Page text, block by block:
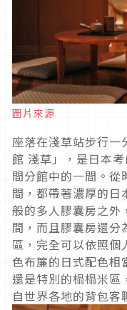
圖片來源
座落在淺草站步行一
館 淺草」，是日本
間分館中的一間。從
間，都帶著濃厚的日
般的多人膠囊房之外
間，而且膠囊房還分
區，完全可以依照個
色布簾的日式配色相
還是特別的榻榻米區
自世界各地的背包客